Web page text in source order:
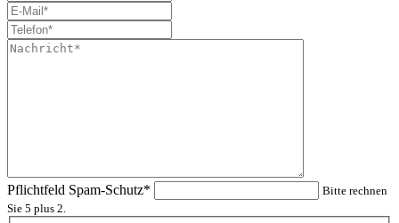
Pflichtfeld Spam-Schutz*
Bitte rechnen
Sie 5 plus 2.